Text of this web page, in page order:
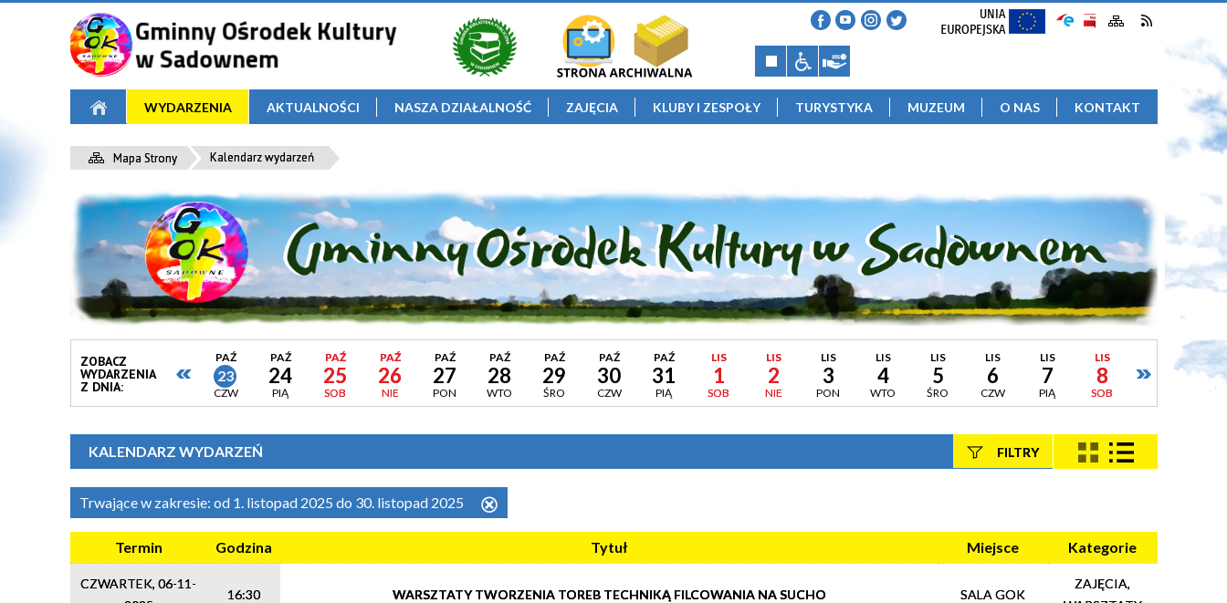
WYDARZENIA AKTUALNOŚCI NASZA DZIAŁALNOŚĆ ZAJĘCIA KLUBY I ZESPOŁY TURYSTYKA MUZEUM O NAS KONTAKT
Mapa Strony Kalendarz wydarzeń
ZOBACZ
WYDARZENIA
Z DNIA:
PAŹ
23
CZW
PAŹ
24
PIĄ
PAŹ
25
SOB
PAŹ
26
NIE
PAŹ
27
PON
PAŹ
28
WTO
PAŹ
29
ŚRO
PAŹ
30
CZW
PAŹ
31
PIĄ
LIS
1
SOB
LIS
2
NIE
LIS
3
PON
LIS
4
WTO
LIS
5
ŚRO
LIS
6
CZW
LIS
7
PIĄ
LIS
8
SOB
KALENDARZ WYDARZEŃ FILTRY
Kategoria
Trwające w
Trwające w zakresie: od 1. listopad 2025 do 30. listopad 2025
ten
Termin Godzina Tytuł Miejsce Kategorie
CZWARTEK, 06-11-
16:30 WARSZTATY TWORZENIA TOREB TECHNIKĄ FILCOWANIA NA SUCHO SALA GOK
ZAJĘCIA,